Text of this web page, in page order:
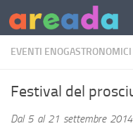
Sotto il contenuto
EVENTI ENOGASTRONOMICI
Festival del
Dal 5 al 21 settembre